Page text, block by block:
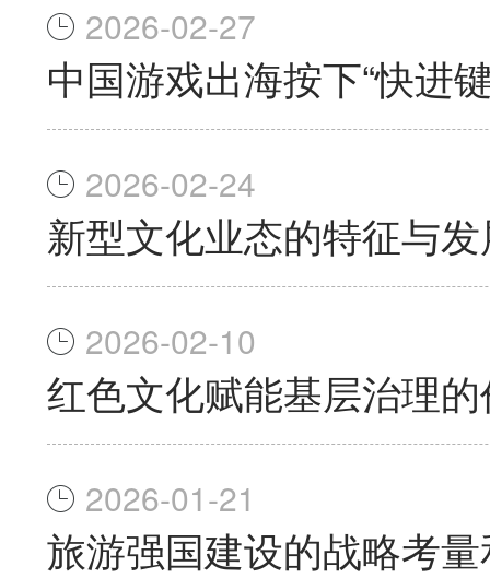
2026-02-27
中国游戏出海按下“快进
2026-02-24
新型文化业态的特征与
2026-02-10
红色文化赋能基层治理
2026-01-21
旅游强国建设的战略考